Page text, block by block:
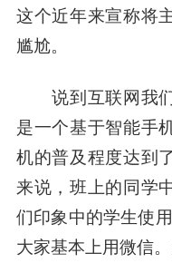
这个近年来宣称将
尴尬。
说到互联网我们
是一个基于智能手
机的普及程度达到
来说，班上的同学
们印象中的学生使
大家基本上用微信